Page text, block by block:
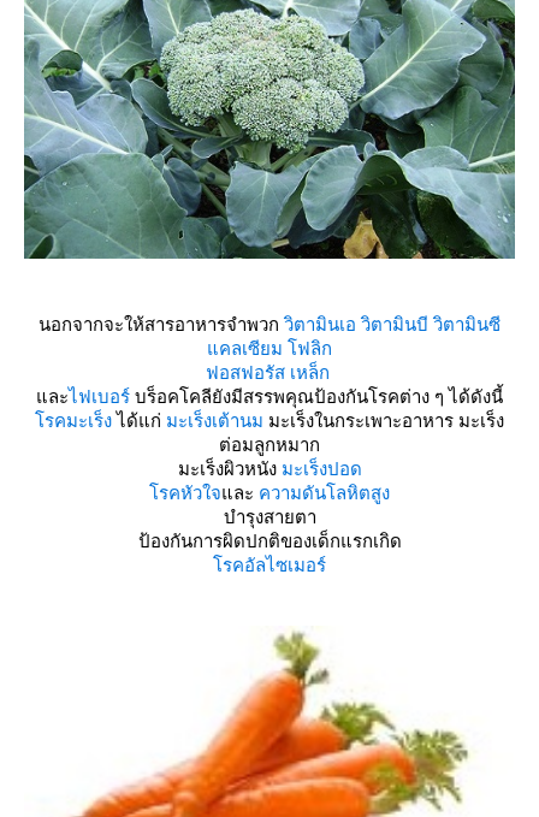
นอกจากจะให้สารอาหารจำพวก วิตามินเอ วิตามินบี วิตามินซี
คลเซียม ฟลิก
ฟอสฟอรัส เหล็ก
ละไฟเบอร์ บร็อคโคลียังมีสรรพคุณป้องกันโรคต่าง ๆ ได้ดังนี้
รคมะเร็งได้แก่ มะเร็งเต้านม มะเร็งในกระเพาะอาหาร มะเร็ง
ต่อมลูกหมาก
มะเร็งผิวหนัง มะเร็งปอด
รคหัวใจละ ความดันโลหิตสูง
บำรุงสายตา
ป้องกันการผิดปกติของเด็กแรกเกิด
รคอัลไซเมอร์